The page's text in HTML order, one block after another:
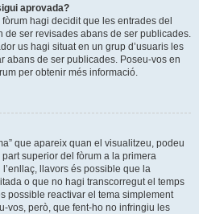
aprovada?
hagi decidit que les entrades del
de ser revisades abans de ser publicades.
us hagi situat en un grup d’usuaris les
abans de ser publicades. Poseu-vos en
per obtenir més informació.
que apareix quan el visualitzeu, podeu
superior del fòrum a la primera
llavors és possible que la
o que no hagi transcorregut el temps
possible reactivar el tema simplement
vos, però, que fent-ho no infringiu les